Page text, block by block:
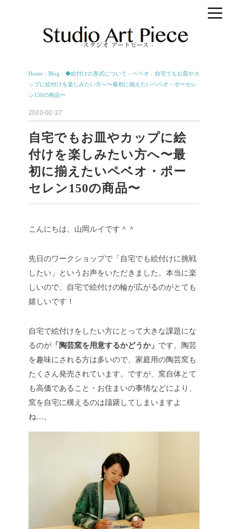
Home › Blog › ◆絵付けの形式について › ペベオ › 自宅でもお皿やカ
ップに絵付けを楽しみたい方へ〜最初に揃えたいペベオ・ポーセレ
ン150の商品〜
2020-02-27
自宅でもお皿やカップに絵
付けを楽しみたい方へ〜最
初に揃えたいペベオ・ポー
セレン150の商品〜
こんにちは、山岡ルイです＾＾
先日のワークショップで「自宅でも絵付けに挑戦
したい」というお声をいただきました。本当に楽
しいので、自宅で絵付けの輪が広がるのがとても
嬉しいです！
自宅で絵付けをしたい方にとって大きな課題にな
るのが 「陶芸窯を用意するかどうか」 です。陶芸
を趣味にされる方は多いので、家庭用の陶芸窯も
たくさん発売されています。ですが、窯自体とて
も高価であること・お住まいの事情などにより、
窯を自宅に構えるのは躊躇してしまいますよ
ね…。